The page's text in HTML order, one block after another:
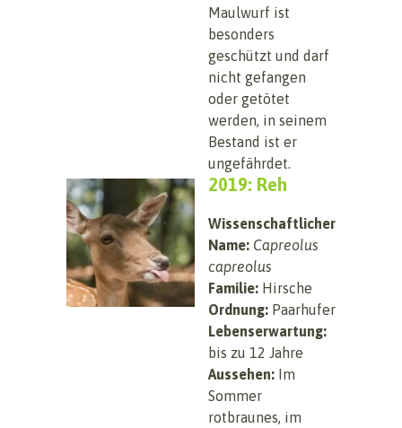
Maulwurf ist
besonders
geschützt und darf
nicht gefangen
oder getötet
werden, in seinem
Bestand ist er
ungefährdet.
2019: Reh
Wissenschaftlicher
Name: Capreolus
capreolus
Familie: Hirsche
Ordnung: Paarhufer
Lebenserwartung:
bis zu 12 Jahre
Aussehen: Im
Sommer
rotbraunes, im